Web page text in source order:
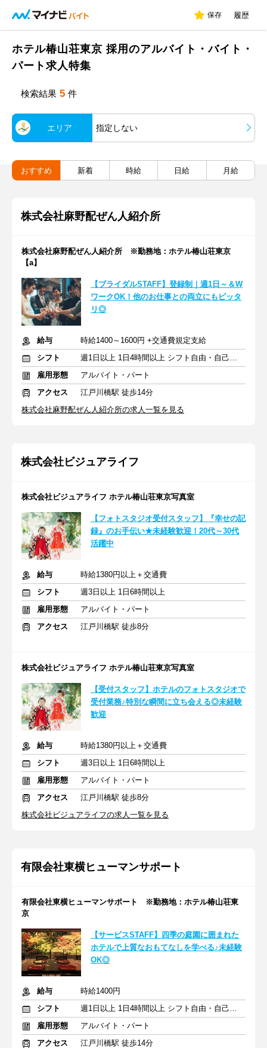
保存 履歴
ホテル椿山荘東京 採用のアルバイト・バイト・
パート求人特集
検索結果 5 件
エリア 指定しない
おすすめ 新着 時給 日給 月給
株式会社麻野配ぜん人紹介所
株式会社麻野配ぜん人紹介所 ※勤務地：ホテル椿山荘東京
【a】
【ブライダルSTAFF】登録制｜週1日～＆W
ワークOK！他のお仕事との両立にもピッタ
リ◎
給与
時給1400～1600円 +交通費規定支給
シフト
週1日以上 1日4時間以上 シフト自由・自己申告
雇用形態
アルバイト・パート
アクセス
江戸川橋駅 徒歩14分
株式会社麻野配ぜん人紹介所の求人一覧を見る
株式会社ビジュアライフ
株式会社ビジュアライフ ホテル椿山荘東京写真室
【フォトスタジオ受付スタッフ】『幸せの記
録』のお手伝い★未経験歓迎！20代～30代
活躍中
給与
時給1380円以上＋交通費
シフト
週3日以上 1日6時間以上
雇用形態
アルバイト・パート
アクセス
江戸川橋駅 徒歩8分
株式会社ビジュアライフ ホテル椿山荘東京写真室
【受付スタッフ】ホテルのフォトスタジオで
受付業務♪特別な瞬間に立ち会える◎未経験
歓迎
給与
時給1380円以上＋交通費
シフト
週3日以上 1日6時間以上
雇用形態
アルバイト・パート
アクセス
江戸川橋駅 徒歩8分
株式会社ビジュアライフの求人一覧を見る
有限会社東横ヒューマンサポート
有限会社東横ヒューマンサポート ※勤務地：ホテル椿山荘東
京
【サービスSTAFF】四季の庭園に囲まれた
ホテルで上質なおもてなしを学べる♪未経験
OK◎
給与
時給1400円
シフト
週1日以上 1日4時間以上 シフト自由・自己申告
雇用形態
アルバイト・パート
アクセス
江戸川橋駅 徒歩14分